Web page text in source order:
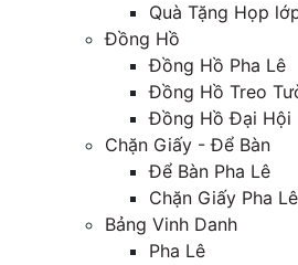
Quà Tặng Họp
Đồng Hồ
Đồng Hồ Pha Lê
Đồng Hồ Treo
Đồng Hồ Đại Hội
Chặn Giấy - Để Bàn
Để Bàn Pha Lê
Chặn Giấy Pha Lê
Bảng Vinh Danh
Pha Lê